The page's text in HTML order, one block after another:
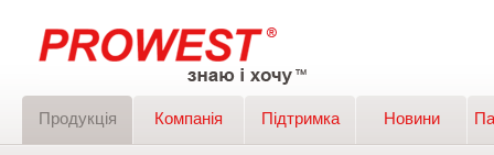
Продукція Компанія Підтримка Новини